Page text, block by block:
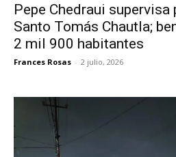
Pepe Chedraui
Santo Tomás Chautla;
2 mil 900 habitantes
Frances Rosas - 2 julio, 2026